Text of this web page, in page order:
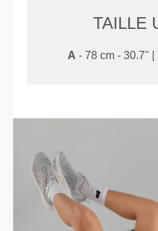
TAILLE
A - 78 cm - 30.7" |